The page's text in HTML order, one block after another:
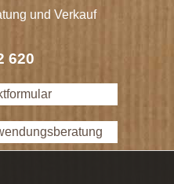
und Verkauf
620